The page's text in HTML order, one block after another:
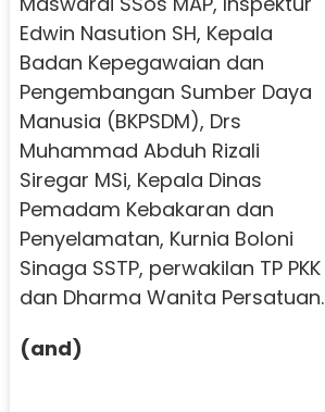
Edwin Nasution SH, Kepala
Badan Kepegawaian dan
Pengembangan Sumber Daya
Manusia (BKPSDM), Drs
Muhammad Abduh Rizali
Siregar MSi, Kepala Dinas
Pemadam Kebakaran dan
Penyelamatan, Kurnia Boloni
Sinaga SSTP, perwakilan TP PKK
dan Dharma Wanita Persatuan.
(and)